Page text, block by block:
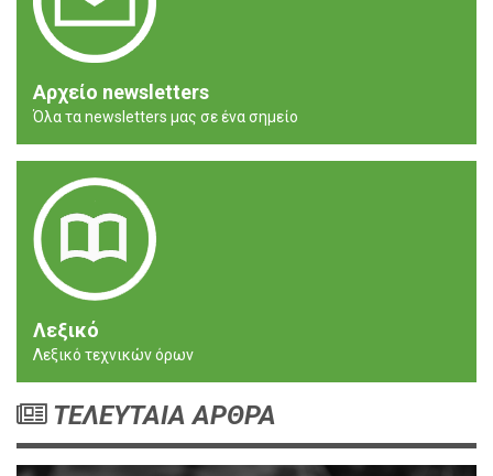
Αρχείο newsletters
Όλα τα newsletters μας σε ένα σημείο
Λεξικό
Λεξικό τεχνικών όρων
ΤΕΛΕΥΤΑΙΑ ΑΡΘΡΑ